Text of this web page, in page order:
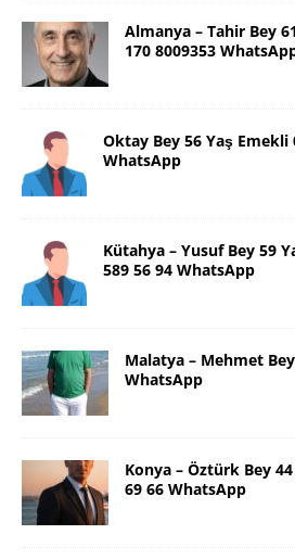
Almanya – Tahir Bey
170 8009353
Oktay Bey 56 Yaş Emekli
WhatsApp
Kütahya – Yusuf Bey 59
589 56 94 WhatsApp
Malatya – Mehmet
WhatsApp
Konya – Öztürk Bey
69 66 WhatsApp